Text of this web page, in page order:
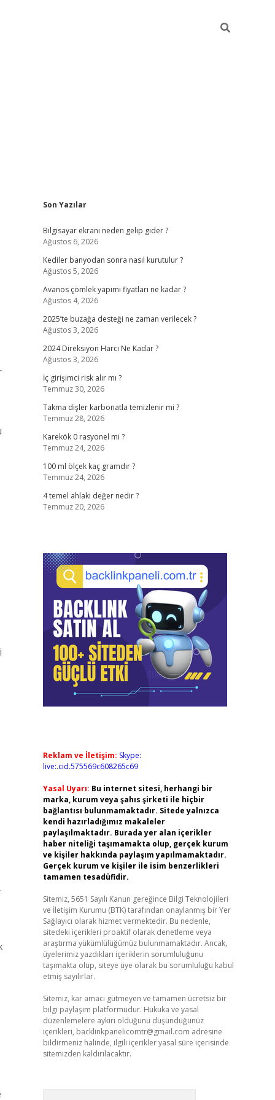
Sidebar
Son Yazılar
Bilgisayar ekranı neden gelip gider ?
Ağustos 6, 2026
Kediler banyodan sonra nasıl kurutulur ?
Ağustos 5, 2026
Avanos çömlek yapımı fiyatları ne kadar ?
Ağustos 4, 2026
2025’te buzağa desteği ne zaman verilecek ?
Ağustos 3, 2026
2024 Direksiyon Harcı Ne Kadar ?
Ağustos 3, 2026
İç girişimci risk alır mı ?
Temmuz 30, 2026
Takma dişler karbonatla temizlenir mi ?
Temmuz 28, 2026
Karekök 0 rasyonel mi ?
Temmuz 24, 2026
100 ml ölçek kaç gramdır ?
Temmuz 24, 2026
4 temel ahlaki değer nedir ?
Temmuz 20, 2026
Reklam ve İletişim: Skype:
live:.cid.575569c608265c69
Yasal Uyarı: Bu internet sitesi, herhangi bir
marka, kurum veya şahıs şirketi ile hiçbir
bağlantısı bulunmamaktadır. Sitede yalnızca
kendi hazırladığımız makaleler
paylaşılmaktadır. Burada yer alan içerikler
haber niteliği taşımamakta olup, gerçek kurum
ve kişiler hakkında paylaşım yapılmamaktadır.
Gerçek kurum ve kişiler ile isim benzerlikleri
tamamen tesadüfidir.
Sitemiz, 5651 Sayılı Kanun gereğince Bilgi Teknolojileri
ve İletişim Kurumu (BTK) tarafından onaylanmış bir Yer
Sağlayıcı olarak hizmet vermektedir. Bu nedenle,
sitedeki içerikleri proaktif olarak denetleme veya
araştırma yükümlülüğümüz bulunmamaktadır. Ancak,
üyelerimiz yazdıkları içeriklerin sorumluluğunu
taşımakta olup, siteye üye olarak bu sorumluluğu kabul
etmiş sayılırlar.
Sitemiz, kar amacı gütmeyen ve tamamen ücretsiz bir
bilgi paylaşım platformudur. Hukuka ve yasal
düzenlemelere aykırı olduğunu düşündüğünüz
içerikleri, backlinkpanelicomtr@gmail.com adresine
bildirmeniz halinde, ilgili içerikler yasal süre içerisinde
sitemizden kaldırılacaktır.